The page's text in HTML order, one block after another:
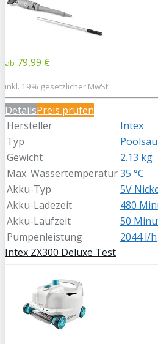
ab 79,99 €
inkl. 19% gesetzlicher MwSt.
DetailsPreis prüfen
Hersteller
Intex
Typ
Gewicht
2.13 kg
Max. Wassertemperatur35 °C
Akku-Typ
5V
Akku-Ladezeit
480
Akku-Laufzeit
50
Pumpenleistung
2044 l/h
Intex ZX300 Deluxe Test